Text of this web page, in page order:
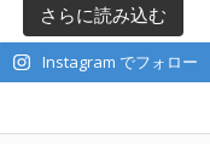
さらに読み込む
Instagram でフォロー